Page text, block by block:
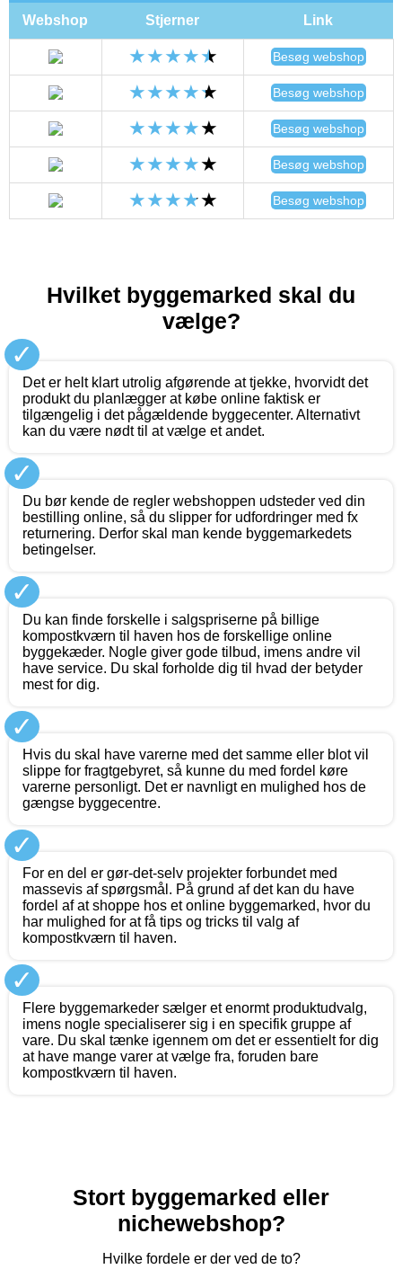
Webshop Stjerner Link
Besøg webshop
Besøg webshop
Besøg webshop
Besøg webshop
Besøg webshop
Hvilket byggemarked skal du
vælge?
✓
Det er helt klart utrolig afgørende at tjekke, hvorvidt det
produkt du planlægger at købe online faktisk er
tilgængelig i det pågældende byggecenter. Alternativt
kan du være nødt til at vælge et andet.
✓
Du bør kende de regler webshoppen udsteder ved din
bestilling online, så du slipper for udfordringer med fx
returnering. Derfor skal man kende byggemarkedets
betingelser.
✓
Du kan finde forskelle i salgspriserne på billige
kompostkværn til haven hos de forskellige online
byggekæder. Nogle giver gode tilbud, imens andre vil
have service. Du skal forholde dig til hvad der betyder
mest for dig.
✓
Hvis du skal have varerne med det samme eller blot vil
slippe for fragtgebyret, så kunne du med fordel køre
varerne personligt. Det er navnligt en mulighed hos de
gængse byggecentre.
✓
For en del er gør-det-selv projekter forbundet med
massevis af spørgsmål. På grund af det kan du have
fordel af at shoppe hos et online byggemarked, hvor du
har mulighed for at få tips og tricks til valg af
kompostkværn til haven.
✓
Flere byggemarkeder sælger et enormt produktudvalg,
imens nogle specialiserer sig i en specifik gruppe af
vare. Du skal tænke igennem om det er essentielt for dig
at have mange varer at vælge fra, foruden bare
kompostkværn til haven.
Stort byggemarked eller
nichewebshop?
Hvilke fordele er der ved de to?